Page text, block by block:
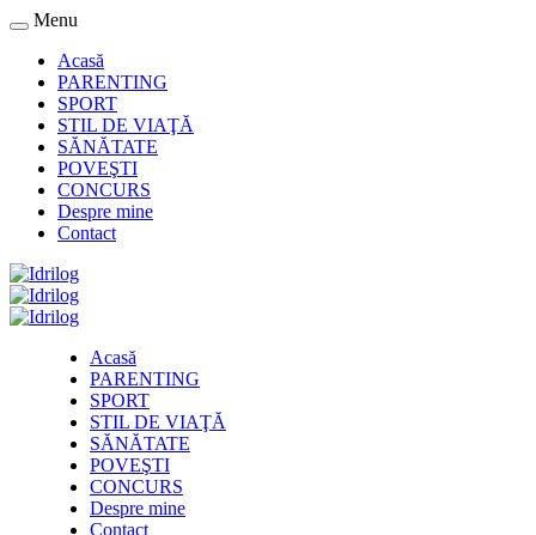
Menu
Acasă
PARENTING
SPORT
STIL DE VIAŢĂ
SĂNĂTATE
POVEŞTI
CONCURS
Despre mine
Contact
Acasă
PARENTING
SPORT
STIL DE VIAŢĂ
SĂNĂTATE
POVEŞTI
CONCURS
Despre mine
Contact